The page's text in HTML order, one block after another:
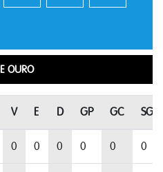
OURO
V E D GP GC SG
0 0 0 0 0 0